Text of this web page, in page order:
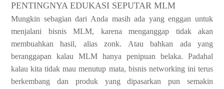
PENTINGNYA EDUKASI SEPUTAR MLM
Mungkin sebagian dari Anda masih ada yang enggan untuk
menjalani bisnis MLM, karena menganggap tidak akan
membuahkan hasil, alias zonk. Atau bahkan ada yang
beranggapan kalau MLM hanya penipuan belaka. Padahal
kalau kita tidak mau menutup mata, bisnis networking ini terus
berkembang dan produk yang dipasarkan pun semakin